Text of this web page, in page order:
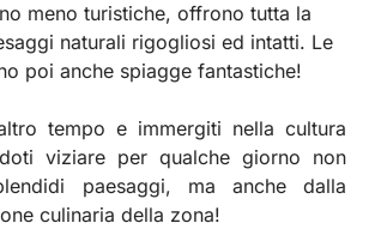
meno turistiche, offrono tutta la
naturali rigogliosi ed intatti. Le
poi anche spiagge fantastiche!
tempo e immergiti nella cultura
viziare per qualche giorno non
paesaggi, ma anche dalla
culinaria della zona!